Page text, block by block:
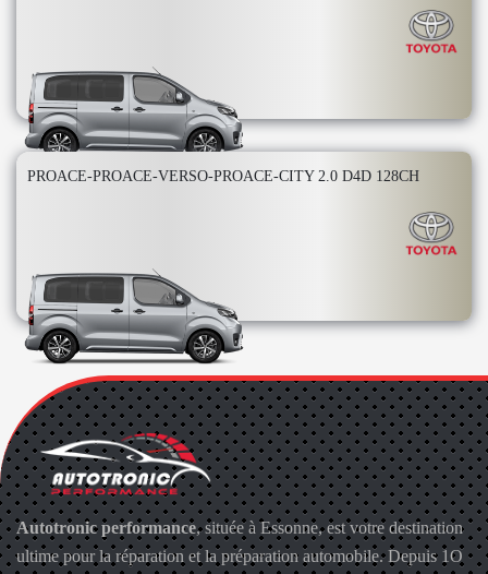
PROACE-PROACE-VERSO-PROACE-CITY 2.0 D4D 128CH
Autotronic performance, située à Essonne, est votre destination
ultime pour la réparation et la préparation automobile. Depuis 1O